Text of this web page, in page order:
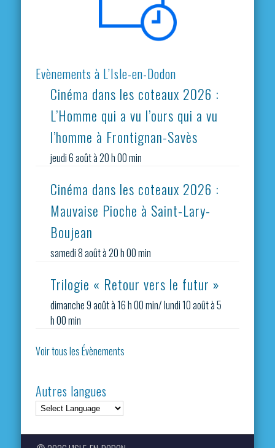
Evènements à L’Isle-en-Dodon
Cinéma dans les coteaux 2026 :
L’Homme qui a vu l’ours qui a vu
l’homme à Frontignan-Savès
jeudi 6 août à 20 h 00 min
Cinéma dans les coteaux 2026 :
Mauvaise Pioche à Saint-Lary-
Boujean
samedi 8 août à 20 h 00 min
Trilogie « Retour vers le futur »
dimanche 9 août à 16 h 00 min/lundi 10 août à 5
h 00 min
Voir tous les Évènements
Autres langues